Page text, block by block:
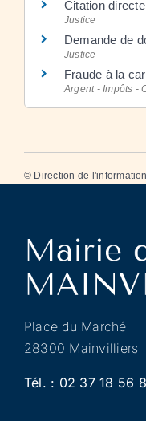
Citation directe
Justice
Demande de
Justice
Fraude à la
Argent - Impôts -
© Direction de
Place du Marché
28300 Mainvilliers
Tél. : 02 37 18 56